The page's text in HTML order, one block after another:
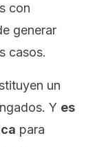
con
generar
casos.
un
Y es
para